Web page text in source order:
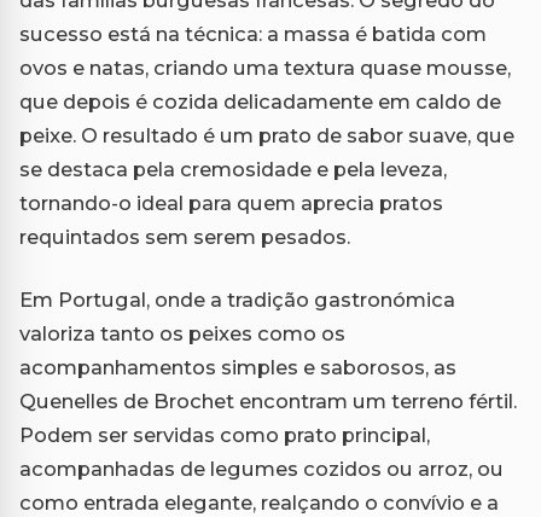
sucesso está na técnica: a massa é batida com
ovos e natas, criando uma textura quase mousse,
que depois é cozida delicadamente em caldo de
peixe. O resultado é um prato de sabor suave, que
se destaca pela cremosidade e pela leveza,
tornando-o ideal para quem aprecia pratos
requintados sem serem pesados.
Em Portugal, onde a tradição gastronómica
valoriza tanto os peixes como os
acompanhamentos simples e saborosos, as
Quenelles de Brochet encontram um terreno fértil.
Podem ser servidas como prato principal,
acompanhadas de legumes cozidos ou arroz, ou
como entrada elegante, realçando o convívio e a